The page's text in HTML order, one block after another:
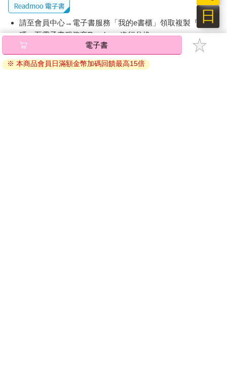
請至會員中心→電子書服務「我的e書櫃」領取複製『兌換
碼』至電子書服務商Readmoo進行兌換。
退換貨須知：
因版權保護，您在金石堂所購買的電子書僅能以金石堂專屬
電子書
※ 本商品會員日滿額金幣加碼回饋最高15倍
日